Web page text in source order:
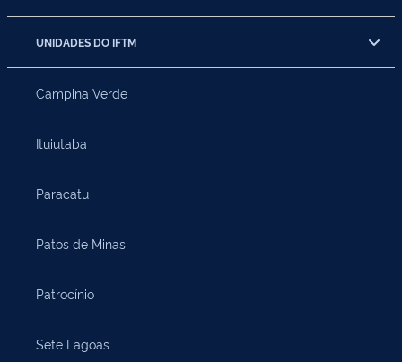
UNIDADES DO IFTM
Campina Verde
Ituiutaba
Paracatu
Patos de Minas
Patrocínio
Sete Lagoas